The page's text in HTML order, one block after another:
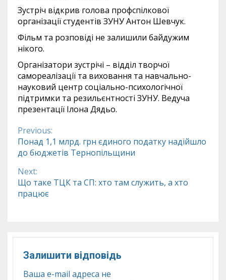
Зустріч відкрив голова профспілкової
організації студентів ЗУНУ Антон Шевчук.
Фільм та розповіді не залишили байдужим
нікого.
Організатори зустрічі – відділ творчої
самореалізації та виховання та навчально-
науковий центр соціально-психологічної
підтримки та резильєнтності ЗУНУ. Ведуча
презентації Ілона Дядьо.
Continue
Reading
Previous:
Понад 1,1 млрд. грн єдиного податку надійшло
до бюджетів Тернопільщини
Next:
Що таке ТЦК та СП: хто там служить, а хто
працює
Залишити відповідь
Ваша e-mail адреса не